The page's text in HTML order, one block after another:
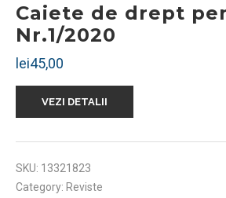
Caiete de drept
Nr.1/2020
lei45,00
VEZI DETALII
SKU: 13321823
Category: Reviste